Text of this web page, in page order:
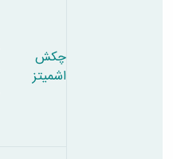
چکش
اشمیتز